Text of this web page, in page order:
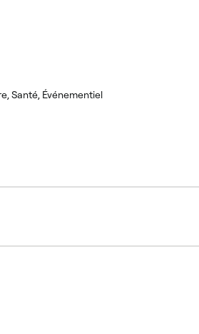
Santé, Événementiel